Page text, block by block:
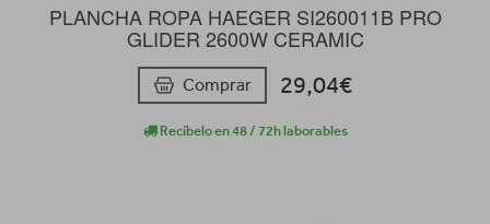
PLANCHA ROPA HAEGER SI260011B PRO
GLIDER 2600W CERAMIC
Comprar 29,04€
Recíbelo en 48 / 72h laborables